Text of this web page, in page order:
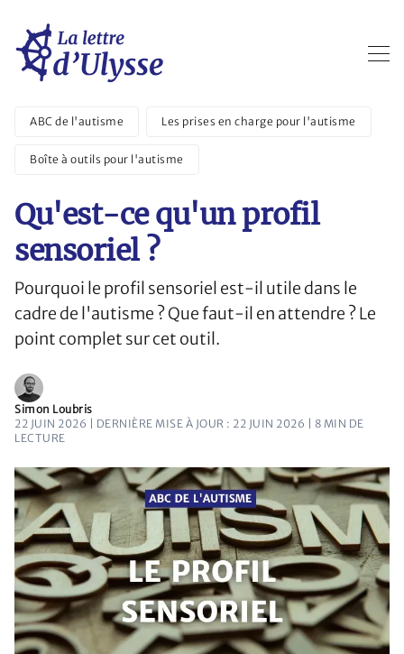
ABC de l'autisme Les prises en charge pour l'autisme
Boîte à outils pour l'autisme
Qu'est-ce qu'un profil
sensoriel ?
Pourquoi le profil sensoriel est-il utile dans le
cadre de l'autisme ? Que faut-il en attendre ? Le
point complet sur cet outil.
Simon Loubris
22 JUIN 2026 | DERNIÈRE MISE À JOUR : 22 JUIN 2026
| 8 MIN DE
LECTURE